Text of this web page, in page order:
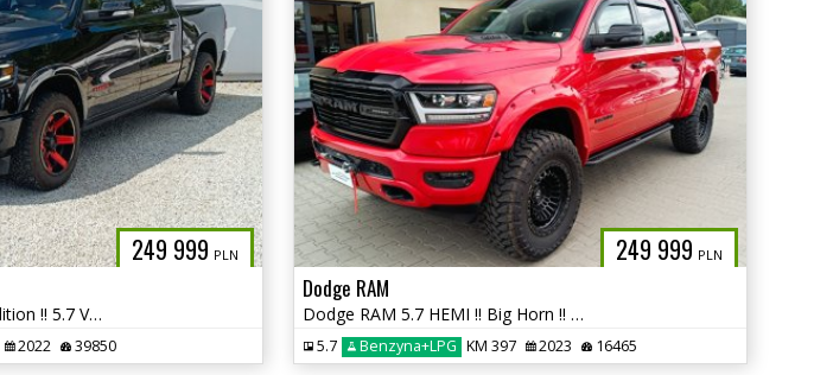
249 999 PLN
RAM 1500 LongHorn Edition !! 5.7 V8 HEMI !! autaniszowe.pl
2022 39850
249 999 PLN
Dodge RAM
Dodge RAM 5.7 HEMI !! Big Horn !! B. dobry stan !! autaniszowe.pl
5.7 Benzyna+LPG KM 397 2023 16465